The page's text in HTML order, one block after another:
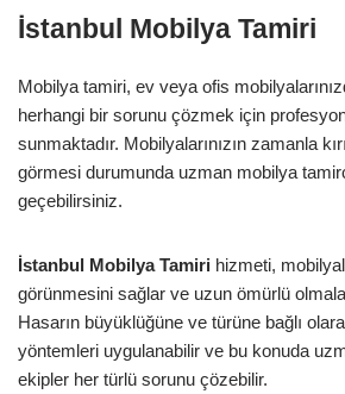
İstanbul Mobilya Tamiri
Mobilya tamiri, ev veya ofis
herhangi bir sorunu çözmek için
sunmaktadır. Mobilyalarınızın zamanla
görmesi durumunda uzman mobilya
geçebilirsiniz.
İstanbul Mobilya Tamiri hizmeti,
görünmesini sağlar ve uzun ömürlü
Hasarın büyüklüğüne ve türüne bağlı
yöntemleri uygulanabilir ve bu konuda
ekipler her türlü sorunu çözebilir.